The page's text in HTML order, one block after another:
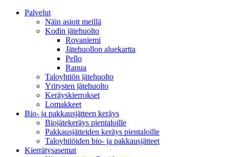
Palvelut
Näin asioit meillä
Kodin jätehuolto
Rovaniemi
Jätehuollon aluekartta
Pello
Ranua
Taloyhtiön jätehuolto
Yritysten jätehuolto
Keräyskierrokset
Lomakkeet
Bio- ja pakkausjätteen keräys
Biojätekeräys pientaloille
Pakkausjätteiden keräys pientaloille
Taloyhtiöiden bio- ja pakkausjätteet
Kierrätysasemat